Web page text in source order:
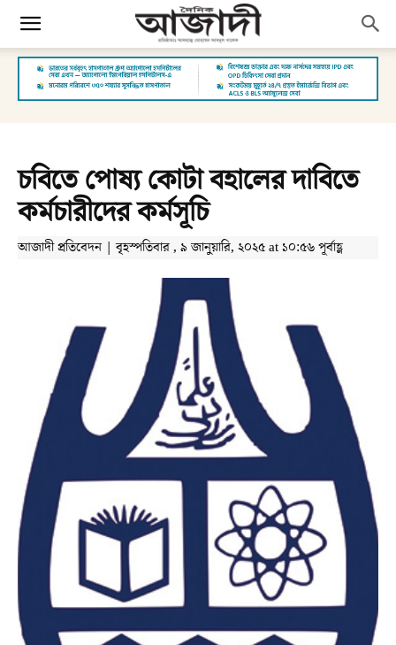
চবিতে পোষ্য কোটা বহালের দাবিতে
কর্মচারীদের কর্মসূচি
আজাদী প্রতিবেদন | বৃহস্পতিবার , ৯ জানুয়ারি, ২০২৫ at ১০:৫৬ পূর্বাহ্ণ